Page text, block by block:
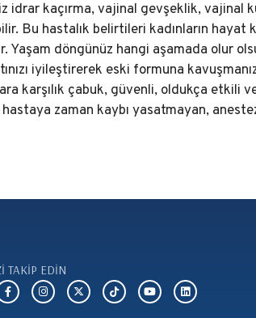
idrar kaçırma, vajinal gevşeklik, vajinal
Bu hastalık belirtileri kadınların
Yaşam döngünüz hangi aşamada olur
iyileştirerek eski formuna
karşılık çabuk, güvenli, oldukça
zaman kaybı yasatmayan,
TAKİP EDİN